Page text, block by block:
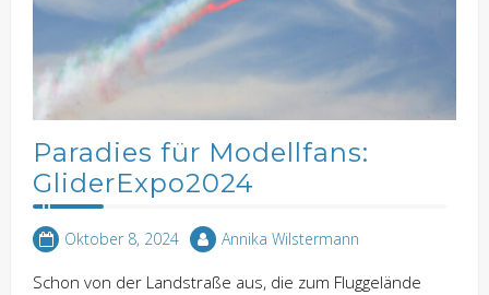
Paradies für Modellfans:
GliderExpo2024
Oktober 8, 2024 Annika Wilstermann
Schon von der Landstraße aus, die zum Fluggelände